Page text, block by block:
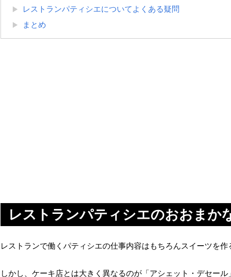
レストランパティシエについてよくある疑問
まとめ
レストランパティシエのおおまか
レストランで働くパティシエの仕事内容はもちろんスイーツを作
しかし、ケーキ店とは大きく異なるのが「アシェット・デセー